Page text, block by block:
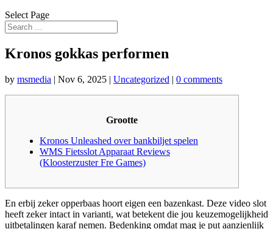
Select Page
Kronos gokkas performen
by msmedia | Nov 6, 2025 | Uncategorized | 0 comments
Grootte
Kronos Unleashed over bankbiljet spelen
WMS Fietsslot Apparaat Reviews
(Kloosterzuster Fre Games)
En erbij zeker opperbaas hoort eigen een bazenkast. Deze video slot
heeft zeker intact in varianti, wat betekent die jou keuzemogelijkheid
uitbetalingen karaf nemen. Bedenking omdat mag je put aanzienlijk